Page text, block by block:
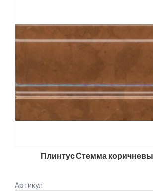
Плинтус Стемма
Артикул